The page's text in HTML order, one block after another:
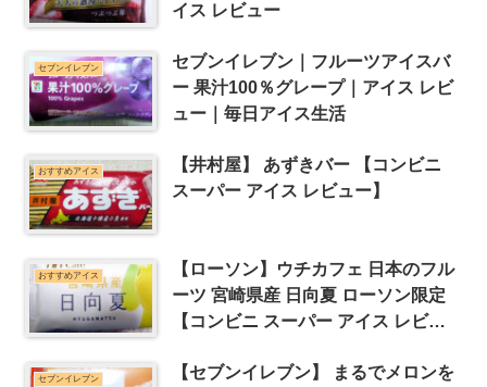
イス レビュー
セブンイレブン
セブンイレブン｜フルーツアイスバ
ー 果汁100％グレープ｜アイス レビ
ュー｜毎日アイス生活
おすすめアイス
【井村屋】 あずきバー 【コンビニ
スーパー アイス レビュー】
おすすめアイス
【ローソン】ウチカフェ 日本のフル
ーツ 宮崎県産 日向夏 ローソン限定
【コンビニ スーパー アイス レビュ
セブンイレブン
【セブンイレブン】 まるでメロンを